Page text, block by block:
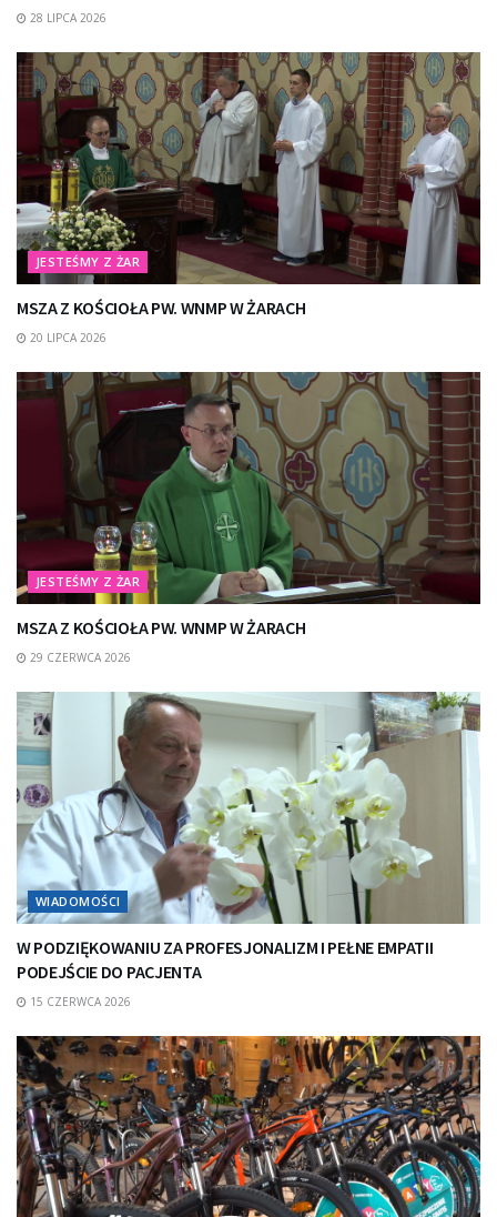
28 LIPCA 2026
JESTEŚMY Z ŻAR
MSZA Z KOŚCIOŁA PW. WNMP W ŻARACH
20 LIPCA 2026
JESTEŚMY Z ŻAR
MSZA Z KOŚCIOŁA PW. WNMP W ŻARACH
29 CZERWCA 2026
WIADOMOŚCI
W PODZIĘKOWANIU ZA PROFESJONALIZM I PEŁNE EMPATII
PODEJŚCIE DO PACJENTA
15 CZERWCA 2026